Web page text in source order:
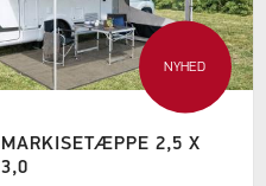
NYHED
MARKISETÆPPE 2,5 X
3,0